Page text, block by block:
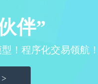
伴”
！程序化交易领航！